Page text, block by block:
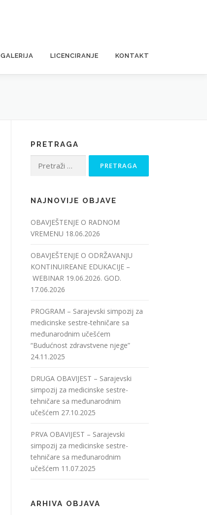
GALERIJA LICENCIRANJE KONTAKT
PRETRAGA
NAJNOVIJE OBJAVE
OBAVJEŠTENJE O RADNOM
VREMENU 18.06.2026
OBAVJEŠTENJE O ODRŽAVANJU
KONTINUIREANE EDUKACIJE –
WEBINAR 19.06.2026. GOD.
17.06.2026
PROGRAM – Sarajevski simpozij za
medicinske sestre-tehničare sa
međunarodnim učešćem
“Budućnost zdravstvene njege”
24.11.2025
DRUGA OBAVIJEST – Sarajevski
simpozij za medicinske sestre-
tehničare sa međunarodnim
učešćem 27.10.2025
PRVA OBAVIJEST – Sarajevski
simpozij za medicinske sestre-
tehničare sa međunarodnim
učešćem 11.07.2025
ARHIVA OBJAVA